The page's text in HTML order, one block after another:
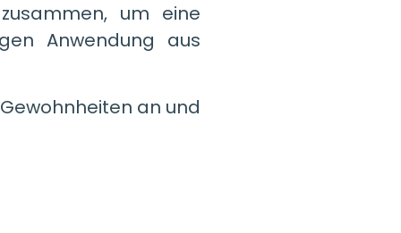
um eine
Anwendung aus
an und